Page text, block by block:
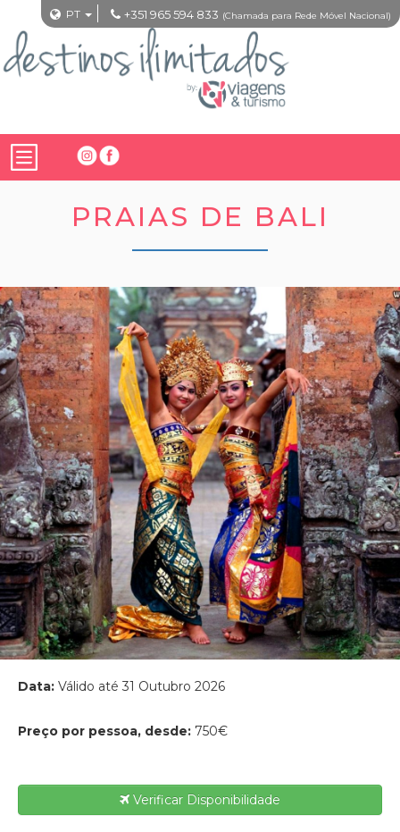
PT +351 965 594 833 (Chamada para Rede Móvel Nacional)
PRAIAS DE BALI
Data: Válido até 31 Outubro 2026
Preço por pessoa, desde: 750€
Verificar Disponibilidade